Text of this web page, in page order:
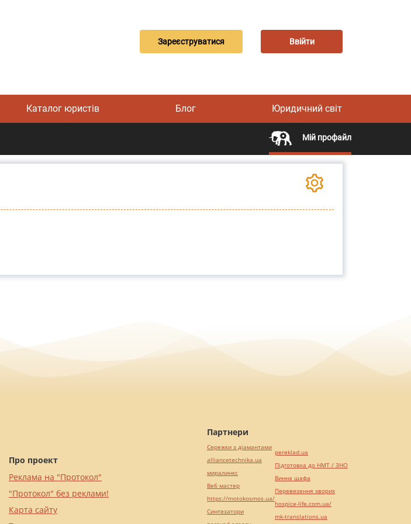
Зареєструватися Ввійти
Каталог юристів Блог Юридичний світ
Мій профайл
Про проект
Реклама на "Протокол"
"Протокол" без реклами!
Карта сайту
Партнери
Сережки з діамантами
alliancetechnika.ua
миралинкс
Веб мастер
https://motokosmos.ua/
Синтезатори
pereklad.ua
Підготовка до НМТ / ЗНО
Винна шафа
Перевезення хворих
hospice-life.com.ua/
mk-translations.ua